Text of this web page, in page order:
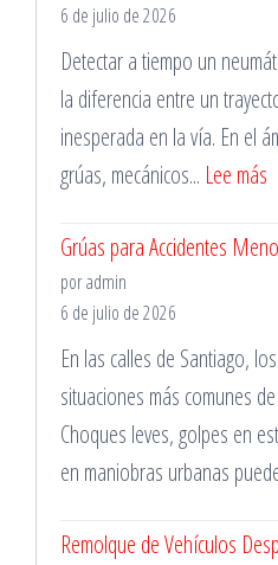
de
6 de julio de 2026
Detectar a tiempo un
la diferencia entre un
inesperada en la vía. En el
grúas, mecánicos... Lee más
Grúas para Accidentes
por admin
6 de julio de 2026
En las calles de Santiago,
situaciones más comunes
Choques leves, golpes en
en maniobras urbanas
Remolque de Vehículos